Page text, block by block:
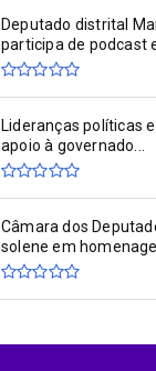
Deputado distrital
participa de podcast e
Lideranças políticas
apoio à governado...
Câmara dos
solene em